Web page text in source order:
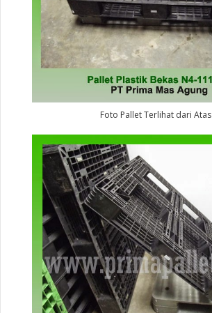
Foto Pallet Terlihat dari Atas